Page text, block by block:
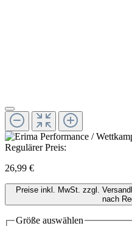
Regulärer Preis:
26,99 €
Preise inkl. MwSt. zzgl.
nach
Größe auswählen